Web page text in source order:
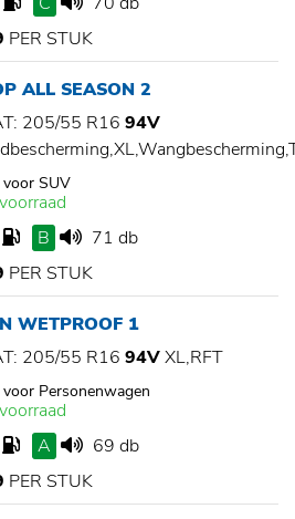
PER STUK
ALL SEASON 2
205/55 R16 94V
SUV
B
71 db
PER STUK
WETPROOF 1
205/55 R16 94VXL,RFT
Personenwagen
A
69 db
PER STUK